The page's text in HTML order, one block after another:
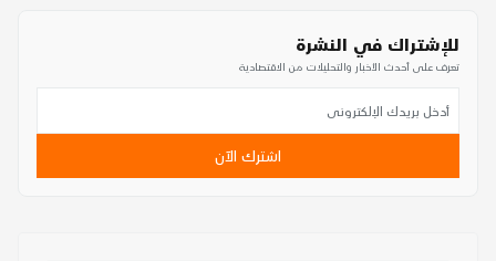
للإشتراك في النشرة
تعرف على أحدث الأخبار والتحليلات من الاقتصادية
اشترك الآن